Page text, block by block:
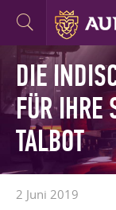
DIE
FÜR IHRE
TALBOT
2 Juni 2019